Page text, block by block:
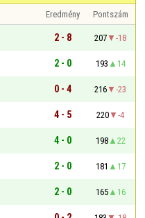
Eredmény
Pontszám
2 - 8 207
-18
2 - 0 193
14
0 - 4 216
-23
4 - 5 220
-4
4 - 0 198
22
2 - 0 181
17
2 - 0 165
16